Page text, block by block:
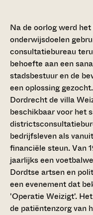
Na de oorlog werd
onderwijsdoelen
consultatiebureau
behoefte aan een
stadsbestuur en de
een oplossing
Dordrecht de villa
beschikbaar voor het
bedrijfsleven als
financiële steun. Van
jaarlijks een
Dordtse artsen en
een evenement dat
'Operatie Weizigt'.
de patiëntenzorg van